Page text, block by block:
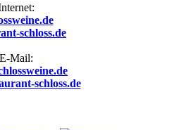
schloss.de
E-Mail:
schloss.de